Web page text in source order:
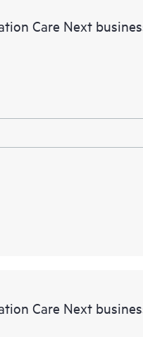
Care Next
Care Next